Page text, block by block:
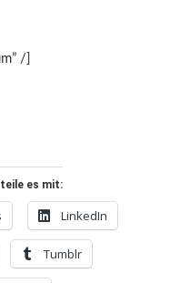
/]
teile es mit:
LinkedIn
Tumblr